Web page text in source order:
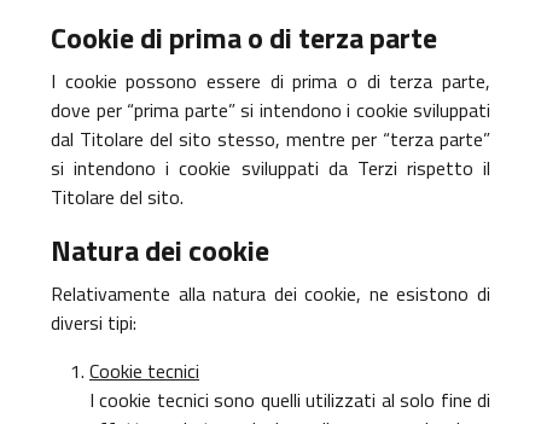
Cookie di prima o di terza parte
I cookie possono essere di prima o di terza parte,
dove per “prima parte” si intendono i cookie sviluppati
dal Titolare del sito stesso, mentre per “terza parte”
si intendono i cookie sviluppati da Terzi rispetto il
Titolare del sito.
Natura dei cookie
Relativamente alla natura dei cookie, ne esistono di
diversi tipi:
Cookie tecnici
I cookie tecnici sono quelli utilizzati al solo fine di